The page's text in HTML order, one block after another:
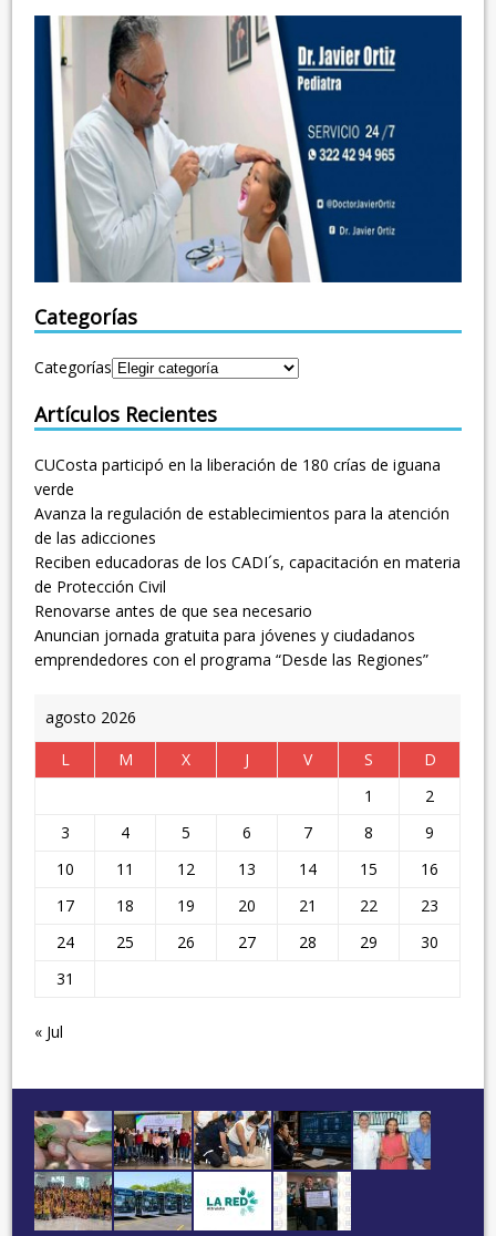
Categorías
Categorías
Artículos Recientes
CUCosta participó en la liberación de 180 crías de iguana
verde
Avanza la regulación de establecimientos para la atención
de las adicciones
Reciben educadoras de los CADI´s, capacitación en materia
de Protección Civil
Renovarse antes de que sea necesario
Anuncian jornada gratuita para jóvenes y ciudadanos
emprendedores con el programa “Desde las Regiones”
agosto 2026
L
M X J V S
D
1
2
3
4 5 6 7 8
9
10
11 12 13 14 15
16
17
18 19 20 21 22
23
24
25 26 27 28 29
30
31
« Jul